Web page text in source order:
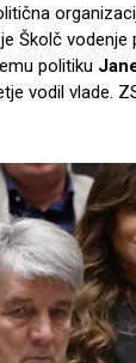
Školč vodenje
politiku
vodil vlade.